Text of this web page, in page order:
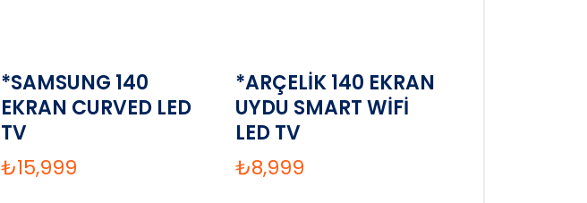
*SAMSUNG 140
EKRAN CURVED LED
TV
₺15,999
*ARÇELİK 140 EKRAN
UYDU SMART WİFİ
LED TV
₺8,999